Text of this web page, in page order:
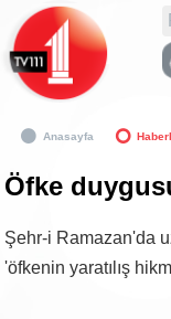
Anasayfa
Öfke
Şehr-i Ramazan'da
'öfkenin yaratılış